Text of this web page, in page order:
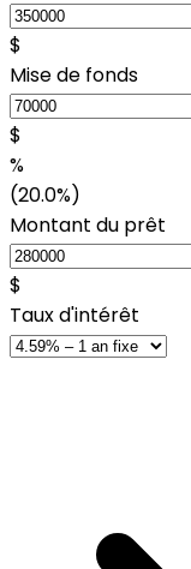
$
Mise de fonds
$
%
(20.0%)
Montant du prêt
$
Taux d'intérêt